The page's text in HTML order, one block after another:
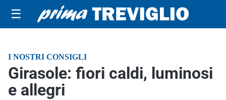
☰
I NOSTRI CONSIGLI
Girasole: fiori caldi, luminosi
e allegri